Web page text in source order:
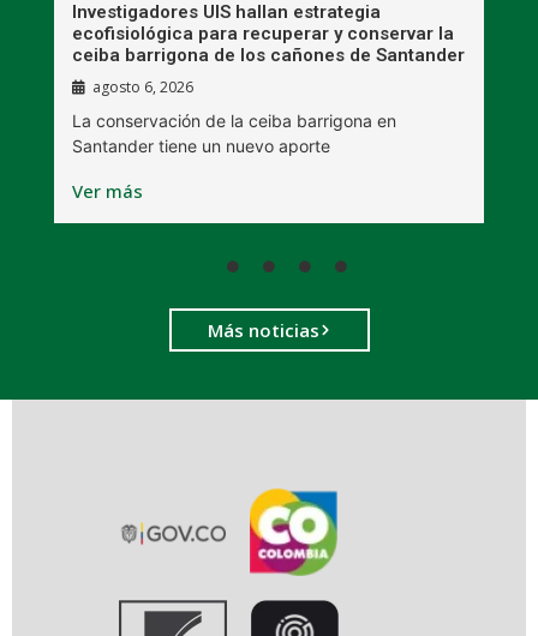
Investigadores UIS hallan estrategia
ecofisiológica para recuperar y conservar la
ceiba barrigona de los cañones de Santander
agosto 6, 2026
La conservación de la ceiba barrigona en
Santander tiene un nuevo aporte
Ver más
Más noticias